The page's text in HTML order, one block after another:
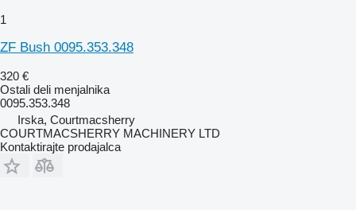
1
ZF Bush 0095.353.348
320 €
Ostali deli menjalnika
0095.353.348
Irska, Courtmacsherry
COURTMACSHERRY MACHINERY LTD
Kontaktirajte prodajalca